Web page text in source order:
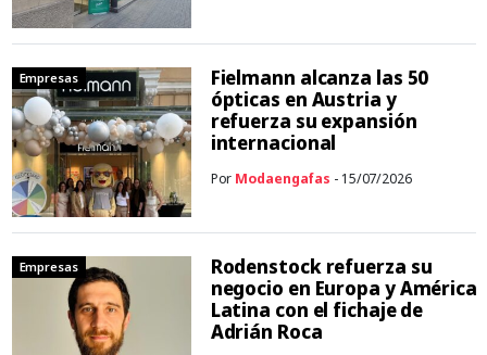
Empresas
Fielmann alcanza las 50
ópticas en Austria y
refuerza su expansión
internacional
Por Modaengafas - 15/07/2026
Empresas
Rodenstock refuerza su
negocio en Europa y América
Latina con el fichaje de
Adrián Roca